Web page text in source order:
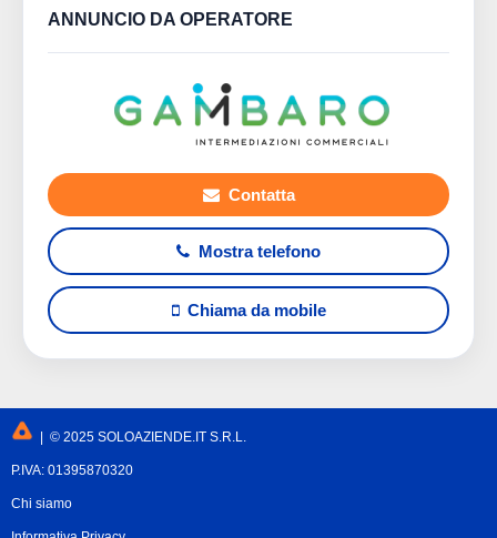
ANNUNCIO DA OPERATORE
Contatta
Mostra telefono
Chiama da mobile
| © 2025 SOLOAZIENDE.IT S.R.L.
P.IVA: 01395870320
Chi siamo